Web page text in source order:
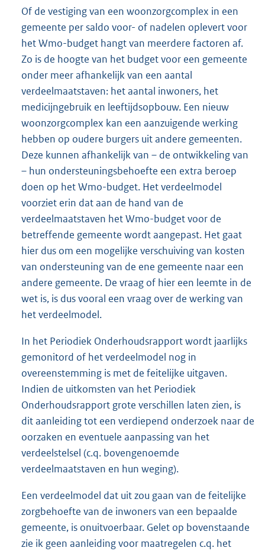
Of de vestiging van een woonzorgcomplex in een
gemeente per saldo voor- of nadelen oplevert voor
het Wmo-budget hangt van meerdere factoren af.
Zo is de hoogte van het budget voor een gemeente
onder meer afhankelijk van een aantal
verdeelmaatstaven: het aantal inwoners, het
medicijngebruik en leeftijdsopbouw. Een nieuw
woonzorgcomplex kan een aanzuigende werking
hebben op oudere burgers uit andere gemeenten.
Deze kunnen afhankelijk van – de ontwikkeling van
– hun ondersteuningsbehoefte een extra beroep
doen op het Wmo-budget. Het verdeelmodel
voorziet erin dat aan de hand van de
verdeelmaatstaven het Wmo-budget voor de
betreffende gemeente wordt aangepast. Het gaat
hier dus om een mogelijke verschuiving van kosten
van ondersteuning van de ene gemeente naar een
andere gemeente. De vraag of hier een leemte in de
wet is, is dus vooral een vraag over de werking van
het verdeelmodel.
In het Periodiek Onderhoudsrapport wordt jaarlijks
gemonitord of het verdeelmodel nog in
overeenstemming is met de feitelijke uitgaven.
Indien de uitkomsten van het Periodiek
Onderhoudsrapport grote verschillen laten zien, is
dit aanleiding tot een verdiepend onderzoek naar de
oorzaken en eventuele aanpassing van het
verdeelstelsel (c.q. bovengenoemde
verdeelmaatstaven en hun weging).
Een verdeelmodel dat uit zou gaan van de feitelijke
zorgbehoefte van de inwoners van een bepaalde
gemeente, is onuitvoerbaar. Gelet op bovenstaande
zie ik geen aanleiding voor maatregelen c.q. het